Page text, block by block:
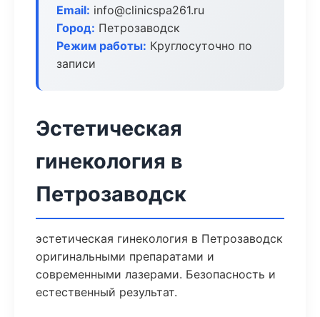
Email: info@clinicspa261.ru
Город: Петрозаводск
Режим работы: Круглосуточно по
записи
Эстетическая
гинекология в
Петрозаводск
эстетическая гинекология в Петрозаводск
оригинальными препаратами и
современными лазерами. Безопасность и
естественный результат.